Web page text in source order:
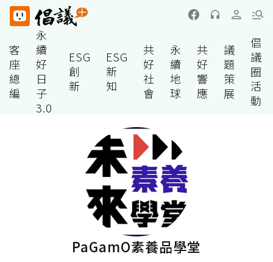
客
座
總
編
永
續
好
日
子
3.0
ESG
創
新
ESG
新
知
共
好
社
會
永
續
地
球
共
好
響
應
議
題
策
展
倡
議
圈
活
動
PaGamO素養品學堂